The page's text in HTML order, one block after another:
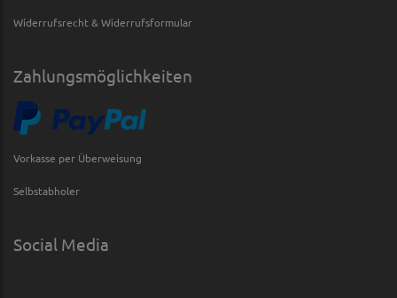
Widerrufsrecht & Widerrufsformular
Zahlungsmöglichkeiten
Vorkasse per Überweisung
Selbstabholer
Social Media